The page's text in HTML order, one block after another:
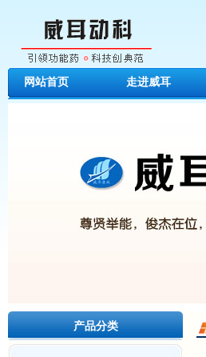
网站首页 走进威耳
产品分类